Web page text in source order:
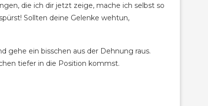
die ich dir jetzt zeige, mache ich selbst so
Sollten deine Gelenke wehtun,
gehe ein bisschen aus der Dehnung raus.
tiefer in die Position kommst.